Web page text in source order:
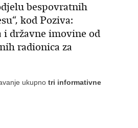
bespovratnih
kod Poziva:
i državne imovine od
radionica za
ukupno tri informativne